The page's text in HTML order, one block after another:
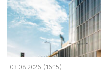
03.08.2026 (16:15)